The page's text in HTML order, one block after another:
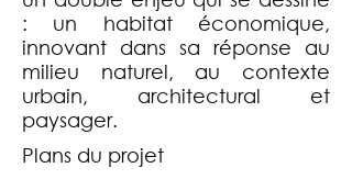
: un habitat économique,
innovant dans sa réponse au
milieu naturel, au contexte
urbain, architectural et
paysager.
Plans du projet